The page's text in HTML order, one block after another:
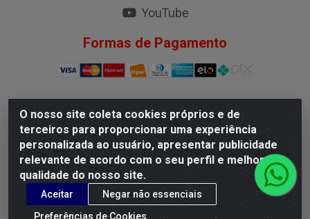
O nosso site coleta cookies próprios e de
terceiros para proporcionar uma experiência
personalizada ao usuário, apresentar publicidade
relevante de acordo com o seu perfil e melhorar a
qualidade do nosso site.
Aceitar
Negar não essenciais
Preferências de Cookies
YouTube
Formas de Pagamento
G.M.I. Distribuidora LTDA - Rua Conselheiro Pena, 50 -
Santa Branca, Belo Horizonte/MG - CEP 31.710-150 -
CNPJ 04.098.359/0001-02